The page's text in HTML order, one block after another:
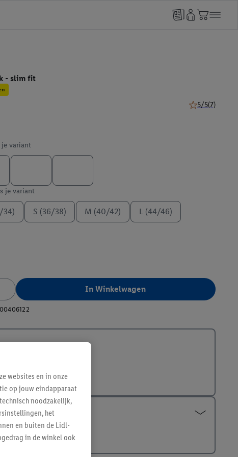
- slim fit
5/5(7)
je variant
je variant
34) S (36/38) M (40/42) L (44/46)
In Winkelwagen
websites en in onze
op jouw eindapparaat
noodzakelijk,
het
en buiten de Lidl-
in de winkel ook